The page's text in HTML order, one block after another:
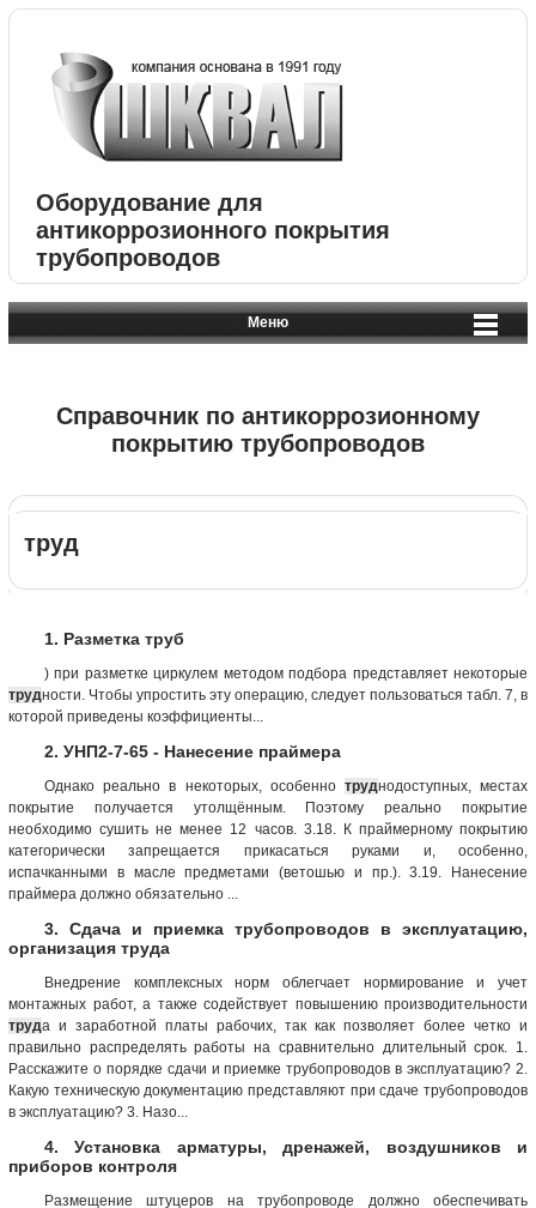
Оборудование для
антикоррозионного покрытия
трубопроводов
Меню
Справочник по антикоррозионному
покрытию трубопроводов
труд
1. Разметка труб
) при разметке циркулем методом подбора представляет некоторые
трудности. Чтобы упростить эту операцию, следует пользоваться табл. 7, в
которой приведены коэффициенты...
2. УНП2-7-65 - Нанесение праймера
Однако реально в некоторых, особенно труднодоступных, местах
покрытие получается утолщённым. Поэтому реально покрытие
необходимо сушить не менее 12 часов. 3.18. К праймерному покрытию
категорически запрещается прикасаться руками и, особенно,
испачканными в масле предметами (ветошью и пр.). 3.19. Нанесение
праймера должно обязательно ...
3. Сдача и приемка трубопроводов в эксплуатацию,
организация труда
Внедрение комплексных норм облегчает нормирование и учет
монтажных работ, а также содействует повышению производительности
труда и заработной платы рабочих, так как позволяет более четко и
правильно распределять работы на сравнительно длительный срок. 1.
Расскажите о порядке сдачи и приемке трубопроводов в эксплуатацию? 2.
Какую техническую документацию представляют при сдаче трубопроводов
в эксплуатацию? 3. Назо...
4. Установка арматуры, дренажей, воздушников и
приборов контроля
Размещение штуцеров на трубопроводе должно обеспечивать